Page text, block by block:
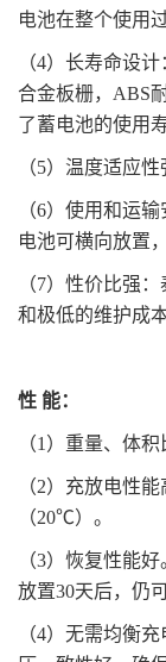
电池在整个使用
（4）长寿命设
合金板栅，ABS
了蓄电池的使用
（5）温度适应
（6）使用和运
电池可横向放置
（7）性价比强
和极低的维护成
性 能：
（1）重量、体
（2）充放电性
（20℃）。
（3）恢复性能
放置30天后，仍
（4）无需均衡